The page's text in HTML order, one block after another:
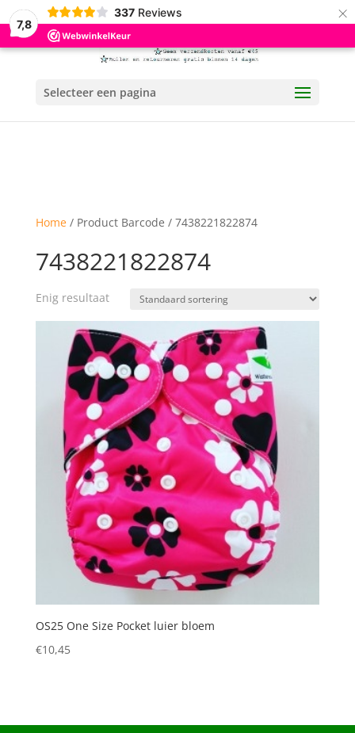
7,8
337 Reviews ×
Selecteer een pagina
Home/ Product Barcode / 7438221822874
7438221822874
Enig resultaat
OS25 One Size Pocket luier bloem
€10,45